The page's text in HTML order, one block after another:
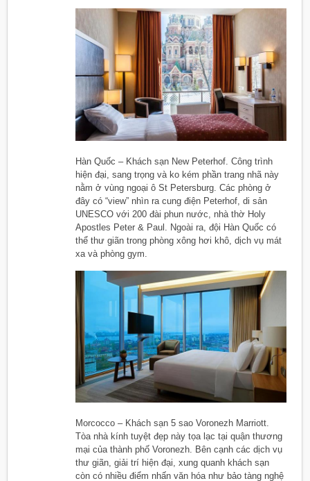
Hàn Quốc – Khách sạn New Peterhof. Công trình
hiện đại, sang trọng và ko kém phần trang nhã này
nằm ở vùng ngoại ô St Petersburg. Các phòng ở
đây có “view” nhìn ra cung điện Peterhof, di sản
UNESCO với 200 đài phun nước, nhà thờ Holy
Apostles Peter & Paul. Ngoài ra, đội Hàn Quốc có
thể thư giãn trong phòng xông hơi khô, dịch vụ mát
xa và phòng gym.
Morcocco – Khách sạn 5 sao Voronezh Marriott.
Tòa nhà kính tuyệt đẹp này tọa lạc tại quận thương
mại của thành phố Voronezh. Bên cạnh các dịch vụ
thư giãn, giải trí hiện đại, xung quanh khách sạn
còn có nhiều điểm nhấn văn hóa như bảo tàng nghệ